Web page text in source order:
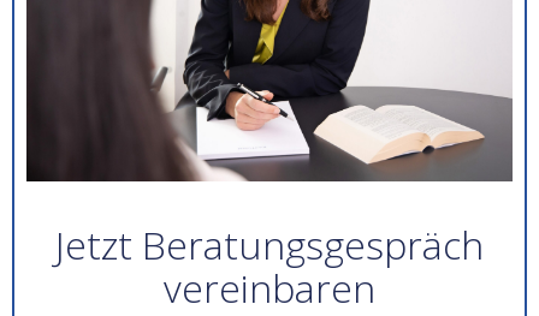
Jetzt Beratungsgespräch
vereinbaren